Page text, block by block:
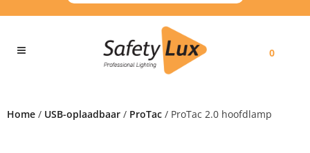
0
Home / USB-oplaadbaar / ProTac / ProTac 2.0 hoofdlamp